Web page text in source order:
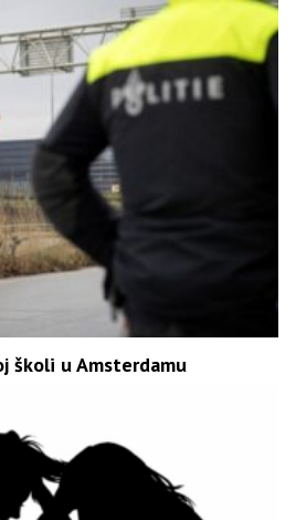
školi u Amsterdamu